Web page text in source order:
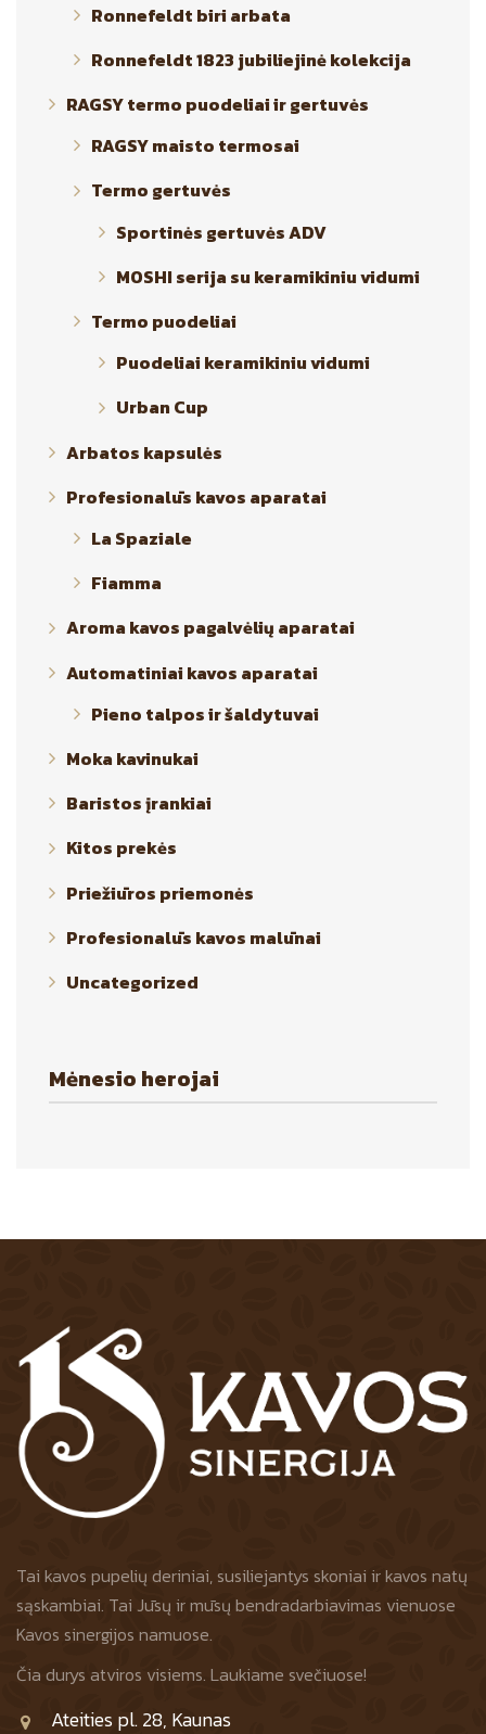
Ronnefeldt biri arbata
Ronnefeldt 1823 jubiliejinė kolekcija
RAGSY termo puodeliai ir gertuvės
RAGSY maisto termosai
Termo gertuvės
Sportinės gertuvės ADV
MOSHI serija su keramikiniu vidumi
Termo puodeliai
Puodeliai keramikiniu vidumi
Urban Cup
Arbatos kapsulės
Profesionalūs kavos aparatai
La Spaziale
Fiamma
Aroma kavos pagalvėlių aparatai
Automatiniai kavos aparatai
Pieno talpos ir šaldytuvai
Moka kavinukai
Baristos įrankiai
Kitos prekės
Priežiūros priemonės
Profesionalūs kavos malūnai
Uncategorized
Mėnesio herojai
Tai kavos pupelių deriniai, susiliejantys skoniai ir kavos natų
sąskambiai. Tai Jūsų ir mūsų bendradarbiavimas vienuose
Kavos sinergijos namuose.
Čia durys atviros visiems. Laukiame svečiuose!
Ateities pl. 28, Kaunas